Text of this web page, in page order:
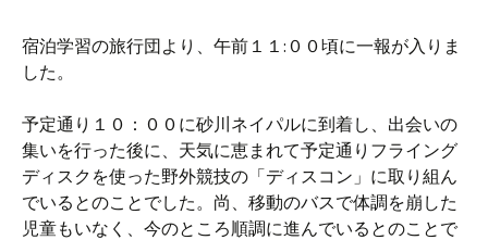
宿泊学習の旅行団より、午前１１:００頃に一報が入りま
した。
予定通り１０：００に砂川ネイパルに到着し、出会いの
集いを行った後に、天気に恵まれて予定通りフライング
ディスクを使った野外競技の「ディスコン」に取り組ん
でいるとのことでした。尚、移動のバスで体調を崩した
児童もいなく、今のところ順調に進んでいるとのことで